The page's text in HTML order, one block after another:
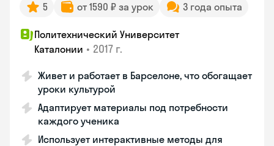
5 от 1590 ₽ за урок 3 года опыта
Политехнический Университет
Каталонии • 2017 г.
Живет и работает в Барселоне, что обогащает
уроки культурой
Адаптирует материалы под потребности
каждого ученика
Использует интерактивные методы для